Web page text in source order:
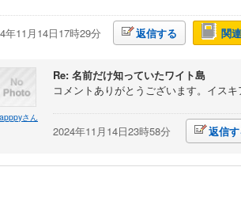
年11月14日17時29分 返信する 関
さん
Re: 名前だけ知っていたワイト島
コメントありがとうございます。イスキ
2024年11月14日23時58分 返信